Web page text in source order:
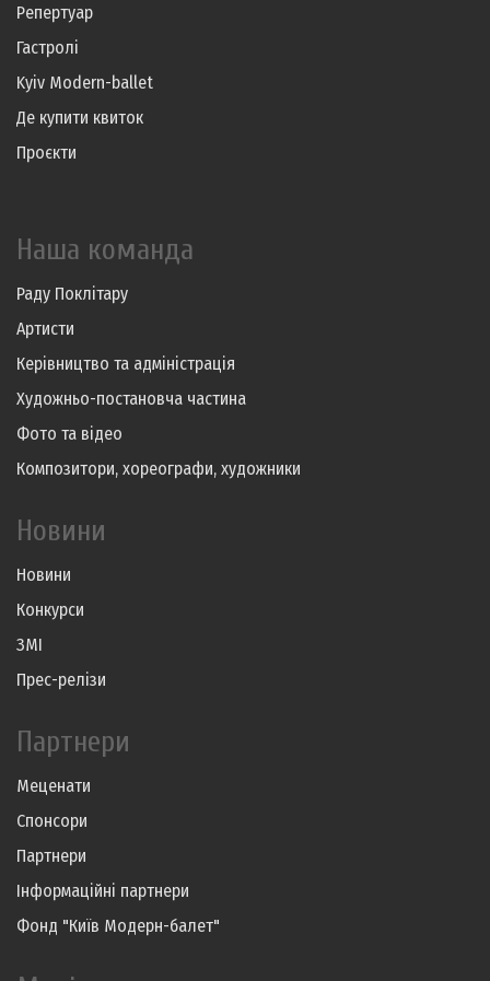
Репертуар
Гастролі
Kyiv Modern-ballet
Де купити квиток
Проєкти
Наша команда
Раду Поклітару
Артисти
Керівництво та адміністрація
Художньо-постановча частина
Фото та відео
Композитори, хореографи, художники
Новини
Новини
Конкурси
ЗМІ
Прес-релізи
Партнери
Меценати
Спонсори
Партнери
Інформаційні партнери
Фонд "Київ Модерн-балет"